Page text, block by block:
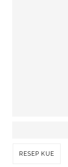
RESEP KUE